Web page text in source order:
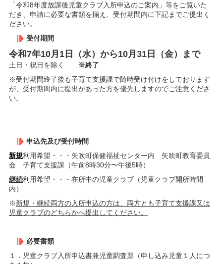
「令和8年度放課後児童クラブ入所申込のご案内」等をご覧いた
だき、申請に必要な書類を揃え、受付期間内に下記までご提出く
ださい。
受付期間
令和7年10月1日（水）から10月31日（金）まで
土日・祝日を除く
※終了
※受付期間終了後も子育て支援課で随時受け付けをしております
が、受付期間内に提出があった方を優先しますのでご注意くださ
い。
申込先及び受付時間
新規利用希望・・・矢吹町保健福祉センター内 矢吹町教育委員
会 子育て支援課（午前8時30分〜午後5時）
継続利用希望・・・在所中の児童クラブ（児童クラブ開所時間
内）
※新規・継続両方の入所申込の方は、両方とも子育て支援課又は
児童クラブのどちらかへ提出してください。
必要書類
１．児童クラブ入所申込書兼児童調査票（申し込み児童１人につ